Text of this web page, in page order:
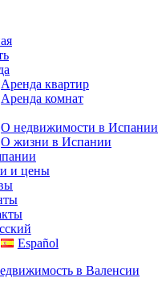
Аренда квартир
Аренда комнат
О недвижимости в Испании
О жизни в Испании
и цены
Español